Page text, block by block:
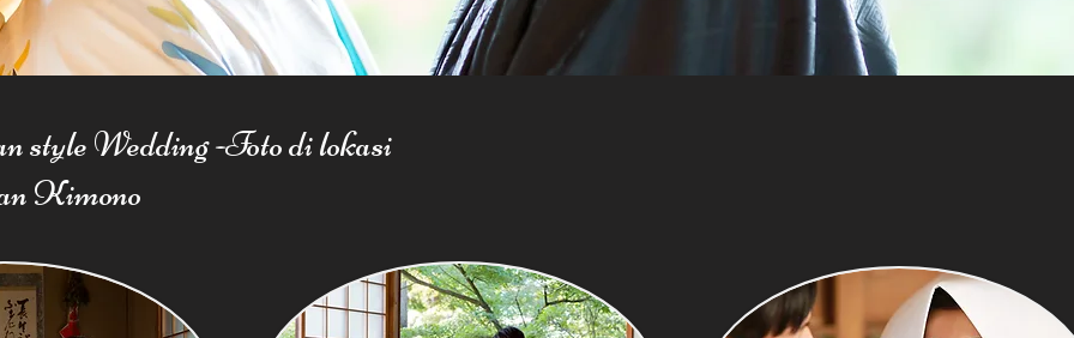
style Wedding -Foto di lokasi
Kimono